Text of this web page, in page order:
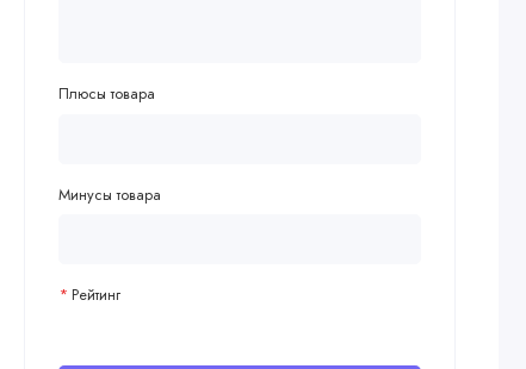
Плюсы товара
Минусы товара
Рейтинг